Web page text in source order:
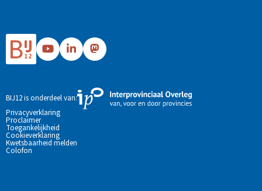
Ga
naar
pagina
Ga
naar
LinkedIn
pagina
Ga
naar
Mastodon
pagina
BIJ12 is onderdeel van:
Externe
link
Privacyverklaring
Proclaimer
Toegankelijkheid
Cookieverklaring
Kwetsbaarheid melden
Colofon